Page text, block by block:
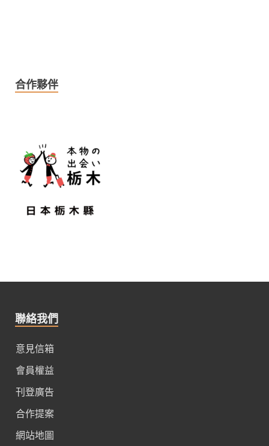
合作夥伴
聯絡我們
意見信箱
會員權益
刊登廣告
合作提案
網站地圖